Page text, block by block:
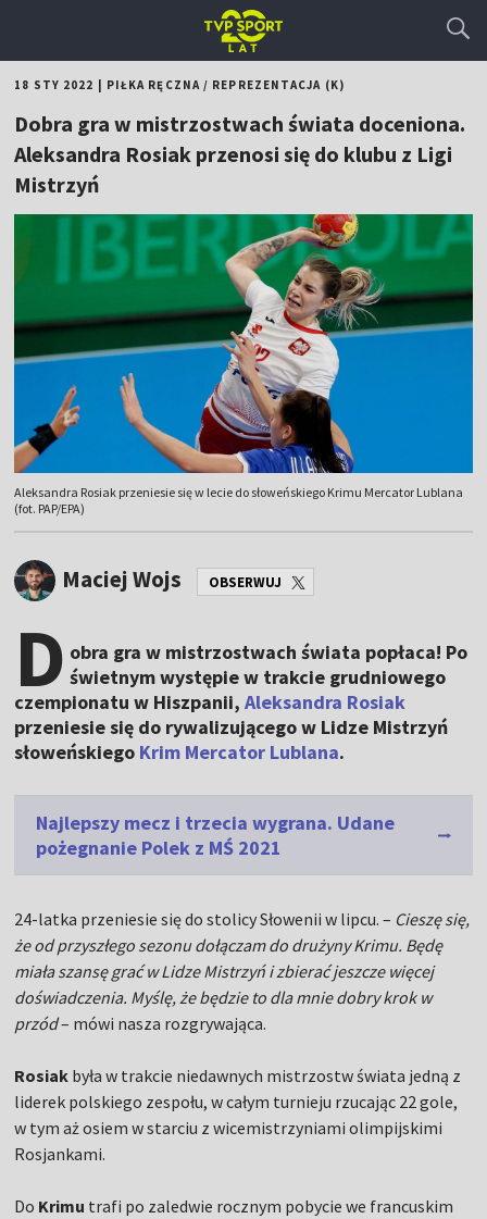
18 STY 2022 PIŁKA RĘCZNA/ REPREZENTACJA (K)
Dobra gra w mistrzostwach świata doceniona.
Aleksandra Rosiak przenosi się do klubu z Ligi
Mistrzyń
Aleksandra Rosiak przeniesie się w lecie do słoweńskiego Krimu Mercator Lublana
(fot. PAP/EPA)
Maciej Wojs OBSERWUJ
D obra gra w mistrzostwach świata popłaca! Po
świetnym występie w trakcie grudniowego
czempionatu w Hiszpanii,Aleksandra Rosiak
przeniesie się do rywalizującego w Lidze Mistrzyń
słoweńskiego Krim Mercator Lublana.
Najlepszy mecz i trzecia wygrana. Udane
pożegnanie Polek z MŚ 2021
24-latka przeniesie się do stolicy Słowenii w lipcu. – Cieszę się,
że od przyszłego sezonu dołączam do drużyny Krimu. Będę
miała szansę grać w Lidze Mistrzyń i zbierać jeszcze więcej
doświadczenia. Myślę, że będzie to dla mnie dobry krok w
przód– mówi nasza rozgrywająca.
Rosiak była w trakcie niedawnych mistrzostw świata jedną z
liderek polskiego zespołu, w całym turnieju rzucając 22 gole,
w tym aż osiem w starciu z wicemistrzyniami olimpijskimi
Rosjankami.
Do Krimu trafi po zaledwie rocznym pobycie we francuskim